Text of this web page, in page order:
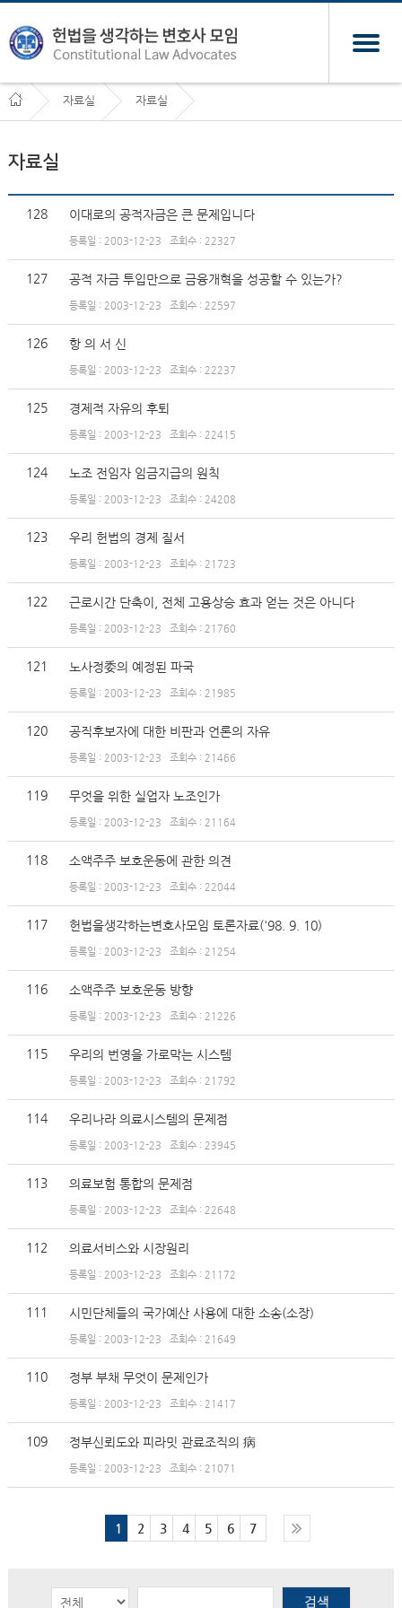
자료실 자료실
자료실
128 이대로의 공적자금은 큰 문제입니다
등록일 : 2003-12-23 조회수 : 22327
127 공적 자금 투입만으로 금융개혁을 성공할 수 있는가?
등록일 : 2003-12-23 조회수 : 22597
126 항 의 서 신
등록일 : 2003-12-23 조회수 : 22237
125 경제적 자유의 후퇴
등록일 : 2003-12-23 조회수 : 22415
124 노조 전임자 임금지급의 원칙
등록일 : 2003-12-23 조회수 : 24208
123 우리 헌법의 경제 질서
등록일 : 2003-12-23 조회수 : 21723
122 근로시간 단축이, 전체 고용상승 효과 얻는 것은 아니다
등록일 : 2003-12-23 조회수 : 21760
121 노사정委의 예정된 파국
등록일 : 2003-12-23 조회수 : 21985
120 공직후보자에 대한 비판과 언론의 자유
등록일 : 2003-12-23 조회수 : 21466
119 무엇을 위한 실업자 노조인가
등록일 : 2003-12-23 조회수 : 21164
118 소액주주 보호운동에 관한 의견
등록일 : 2003-12-23 조회수 : 22044
117 헌법을생각하는변호사모임 토론자료('98. 9. 10)
등록일 : 2003-12-23 조회수 : 21254
116 소액주주 보호운동 방향
등록일 : 2003-12-23 조회수 : 21226
115 우리의 번영을 가로막는 시스템
등록일 : 2003-12-23 조회수 : 21792
114 우리나라 의료시스템의 문제점
등록일 : 2003-12-23 조회수 : 23945
113 의료보험 통합의 문제점
등록일 : 2003-12-23 조회수 : 22648
112 의료서비스와 시장원리
등록일 : 2003-12-23 조회수 : 21172
111 시민단체들의 국가예산 사용에 대한 소송(소장)
등록일 : 2003-12-23 조회수 : 21649
110 정부 부채 무엇이 문제인가
등록일 : 2003-12-23 조회수 : 21417
109 정부신뢰도와 피라밋 관료조직의 病
등록일 : 2003-12-23 조회수 : 21071
1 2 3 4 5 6 7